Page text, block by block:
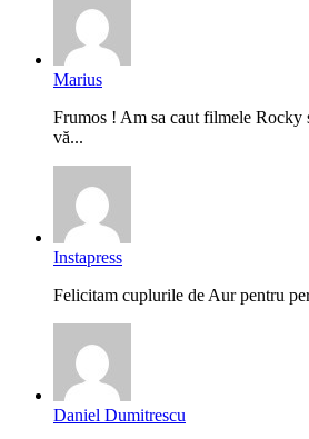
Marius
Frumos ! Am sa caut filmele Rocky
vă...
Instapress
Felicitam cuplurile de Aur pentru
Daniel Dumitrescu